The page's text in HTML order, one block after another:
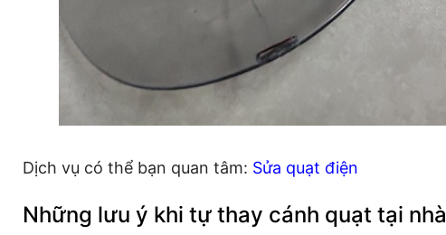
Dịch vụ có thể bạn quan tâm: Sửa quạt điện
Những lưu ý khi tự thay cánh quạt tại nhà